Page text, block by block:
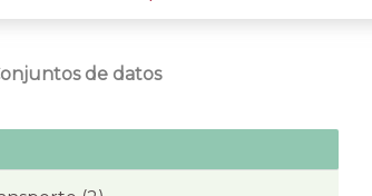
de datos